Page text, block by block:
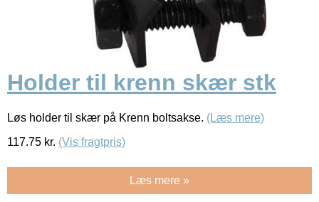
Holder til krenn skær stk
Løs holder til skær på Krenn boltsakse. (Læs mere)
117.75 kr. (Vis fragtpris)
Læs mere »